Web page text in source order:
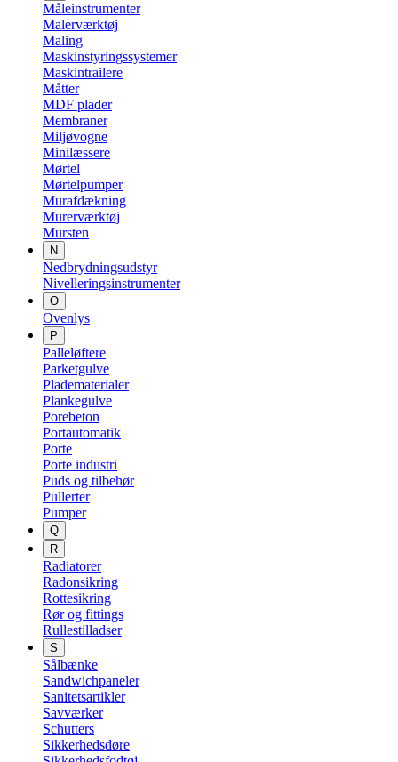
Måleinstrumenter
Malerværktøj
Maling
Maskinstyringssystemer
Maskintrailere
Måtter
MDF plader
Membraner
Miljøvogne
Minilæssere
Mørtel
Mørtelpumper
Murafdækning
Murerværktøj
Mursten
N
Nedbrydningsudstyr
Nivelleringsinstrumenter
O
Ovenlys
P
Palleløftere
Parketgulve
Pladematerialer
Plankegulve
Porebeton
Portautomatik
Porte
Porte industri
Puds og tilbehør
Pullerter
Pumper
Q
R
Radiatorer
Radonsikring
Rottesikring
Rør og fittings
Rullestilladser
S
Sålbænke
Sandwichpaneler
Sanitetsartikler
Savværker
Schutters
Sikkerhedsdøre